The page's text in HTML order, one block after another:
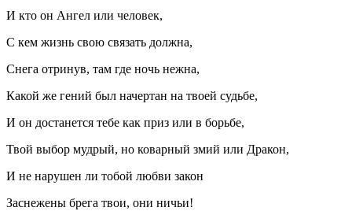
И кто он Ангел или человек,
С кем жизнь свою связать должна,
Снега отринув, там где ночь нежна,
Какой же гений был начертан на твоей судьбе,
И он достанется тебе как приз или в борьбе,
Твой выбор мудрый, но коварный змий или Дракон,
И не нарушен ли тобой любви закон
Заснежены брега твои, они ничьи!